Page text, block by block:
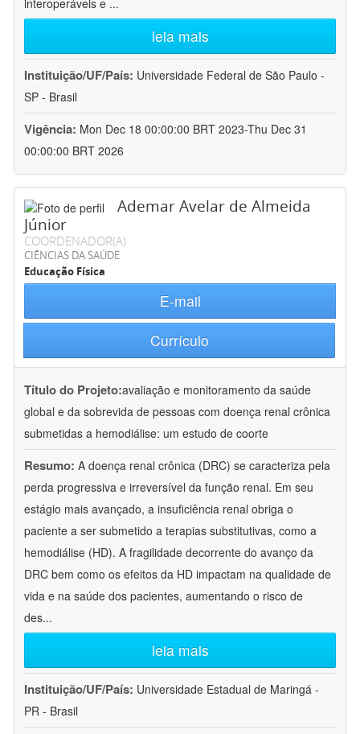
interoperáveis e ...
leia mais
Instituição/UF/País: Universidade Federal de São Paulo -
SP - Brasil
Vigência: Mon Dec 18 00:00:00 BRT 2023-Thu Dec 31
00:00:00 BRT 2026
Ademar Avelar de Almeida
Júnior
COORDENADOR(A)
CIÊNCIAS DA SAÚDE
Educação Física
E-mail
Currículo
Título do Projeto:avaliação e monitoramento da saúde
global e da sobrevida de pessoas com doença renal crônica
submetidas a hemodiálise: um estudo de coorte
Resumo: A doença renal crônica (DRC) se caracteriza pela
perda progressiva e irreversível da função renal. Em seu
estágio mais avançado, a insuficiência renal obriga o
paciente a ser submetido a terapias substitutivas, como a
hemodiálise (HD). A fragilidade decorrente do avanço da
DRC bem como os efeitos da HD impactam na qualidade de
vida e na saúde dos pacientes, aumentando o risco de
des...
leia mais
Instituição/UF/País: Universidade Estadual de Maringá -
PR - Brasil